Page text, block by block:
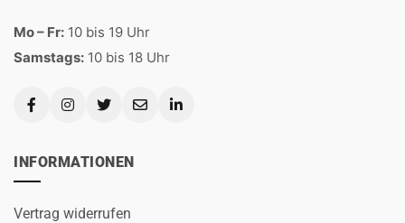
Mo – Fr: 10 bis 19 Uhr
Samstags: 10 bis 18 Uhr
INFORMATIONEN
Vertrag widerrufen